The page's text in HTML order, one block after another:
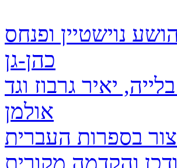
נוישטיין ופנחס
כהן-גן
יאיר גרבוז וגד
אולמן
והקדמה מקורית